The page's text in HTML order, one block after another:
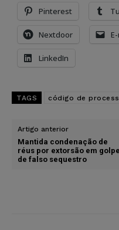
Pinterest
Nextdoor
LinkedIn
TAGS código de
Artigo anterior
Mantida condenação de
réus por extorsão em golpe
de falso sequestro